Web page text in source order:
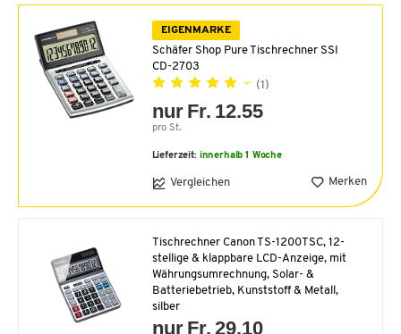
EIGENMARKE
Schäfer Shop Pure Tischrechner SSI
CD-2703
(1)
nur Fr. 12.55
pro St.
Lieferzeit: innerhalb 1 Woche
Vergleichen Merken
Tischrechner Canon TS-1200TSC, 12-
stellige & klappbare LCD-Anzeige, mit
Währungsumrechnung, Solar- &
Batteriebetrieb, Kunststoff & Metall,
silber
nur Fr. 29.10